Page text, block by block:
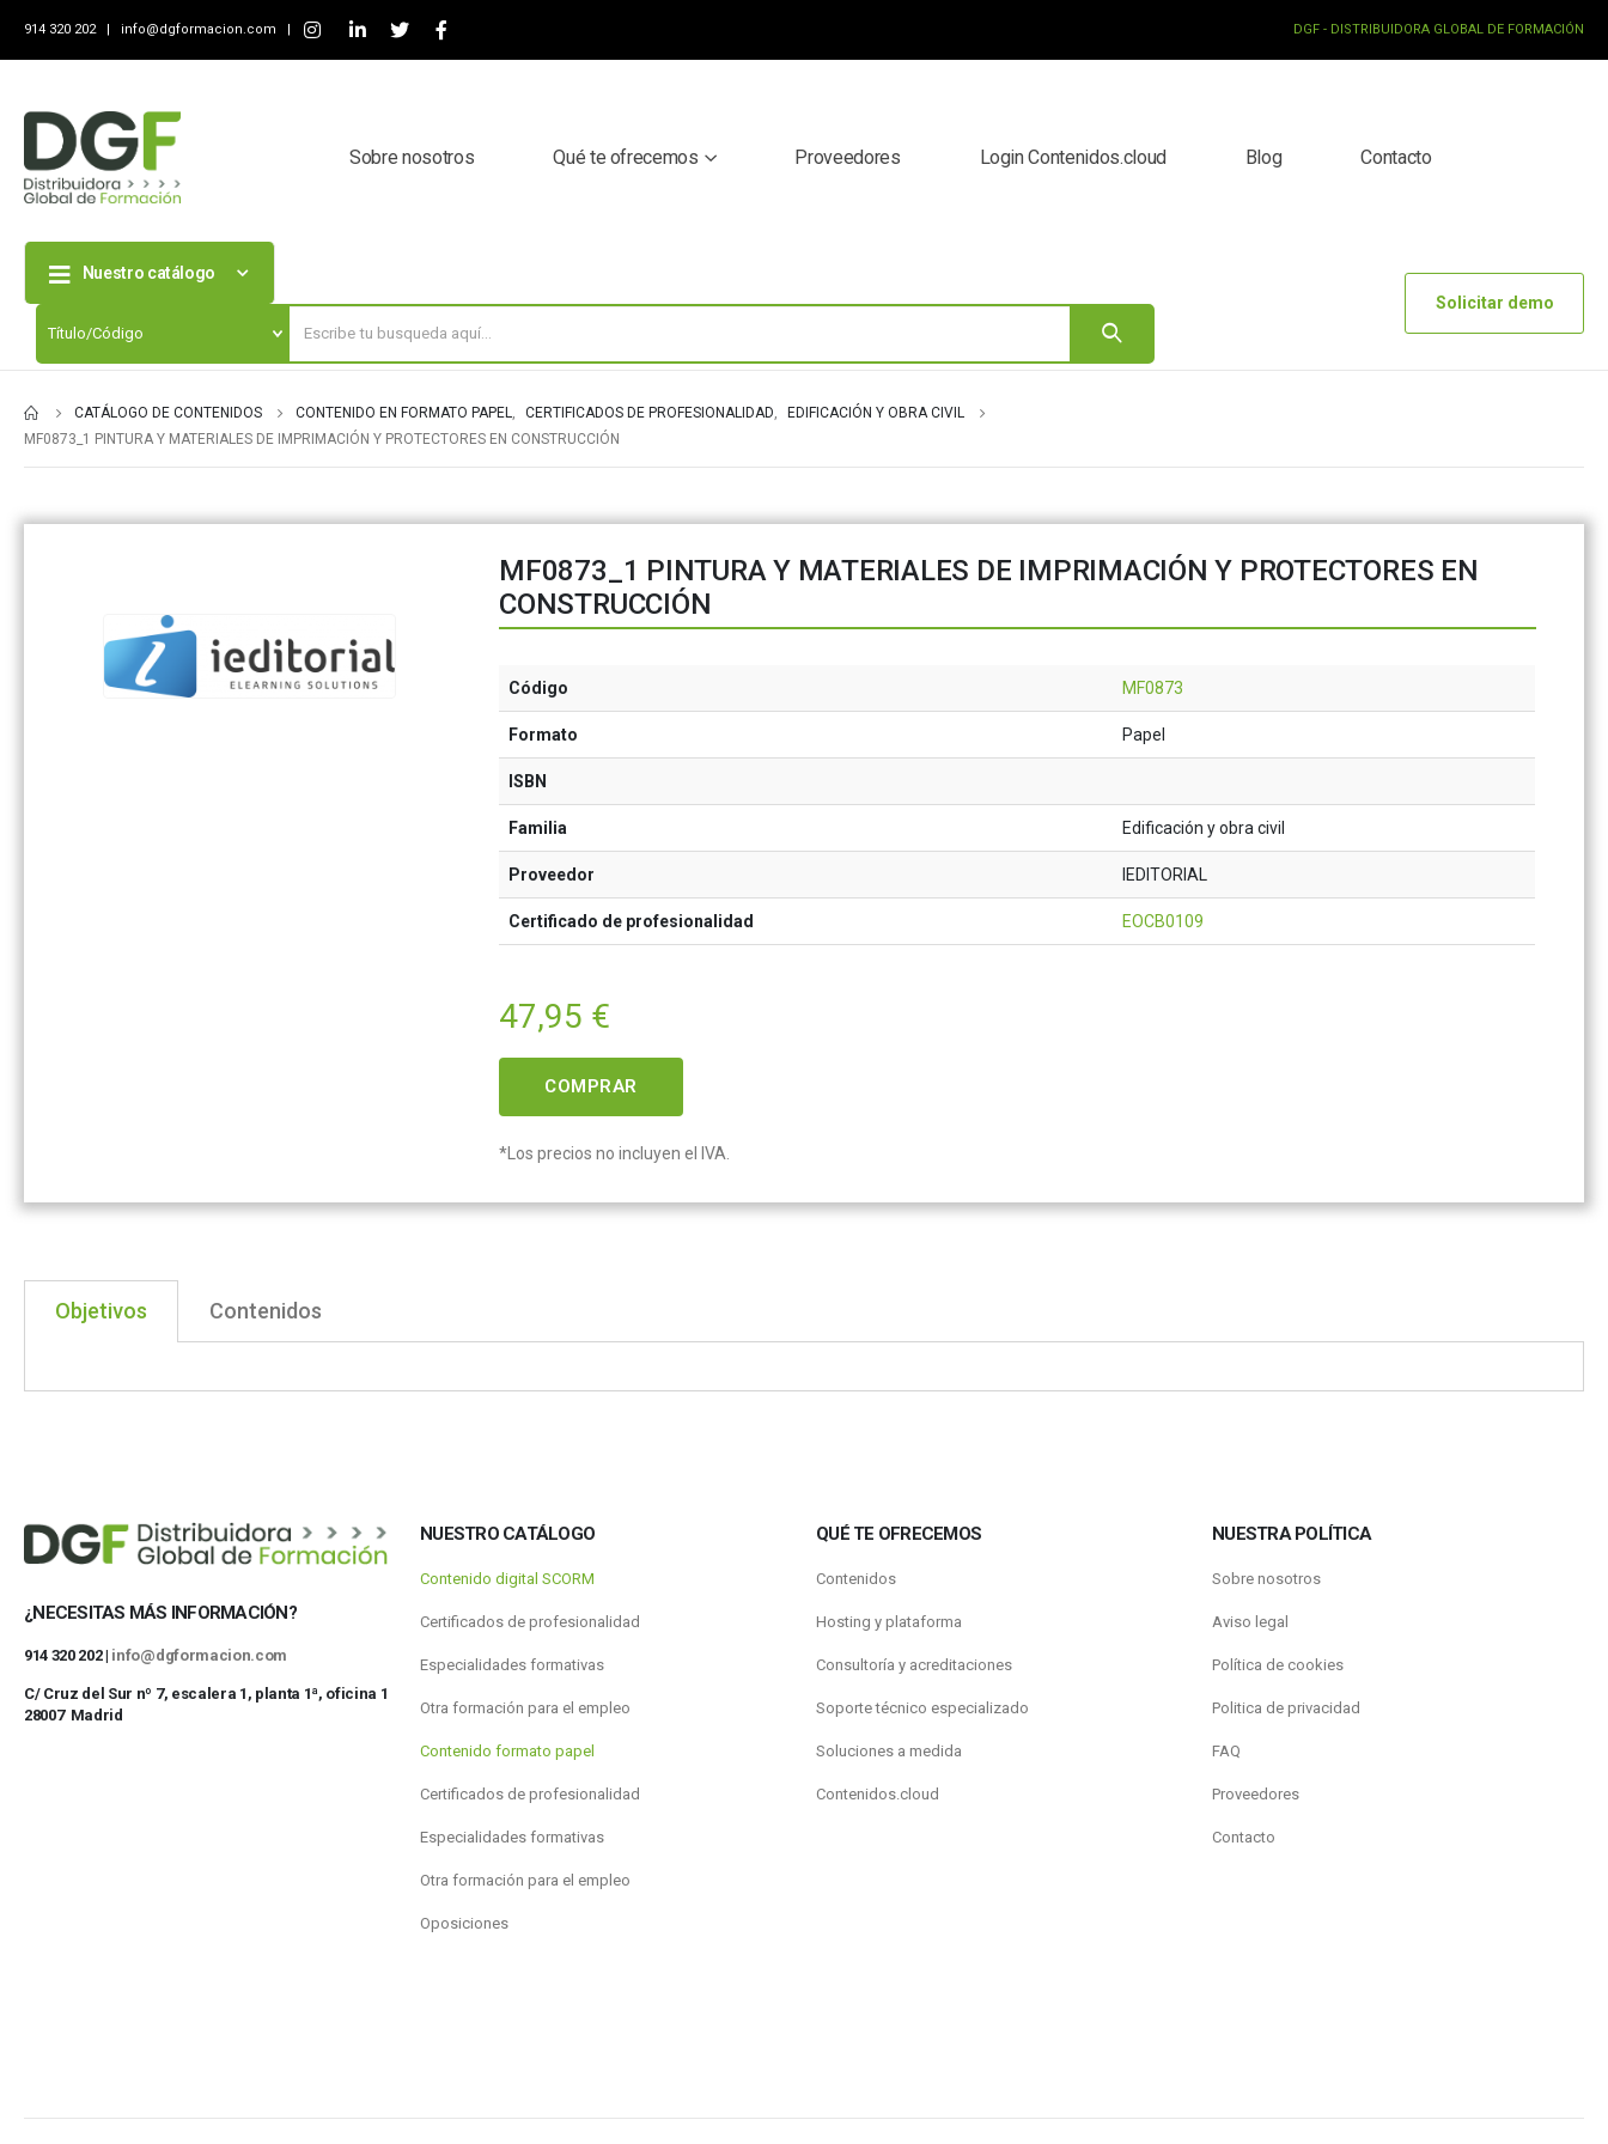
914 320 202 | info@dgformacion.com | DGF - DISTRIBUIDORA GLOBAL DE FORMACIÓN
Sobre nosotros Qué te ofrecemos Proveedores Login Contenidos.cloud Blog Contacto
Nuestro catálogo
Solicitar demo
CATÁLOGO DE CONTENIDOS CONTENIDO EN FORMATO PAPEL, CERTIFICADOS DE PROFESIONALIDAD,
EDIFICACIÓN Y OBRA CIVIL
MF0873_1 PINTURA Y MATERIALES DE IMPRIMACIÓN Y PROTECTORES EN CONSTRUCCIÓN
MF0873_1 PINTURA Y MATERIALES DE IMPRIMACIÓN Y PROTECTORES EN
CONSTRUCCIÓN
Código MF0873
Formato Papel
ISBN
Familia Edificación y obra civil
Proveedor IEDITORIAL
Certificado de profesionalidad EOCB0109
47,95 €
COMPRAR
*Los precios no incluyen el IVA.
Objetivos Contenidos
¿NECESITAS MÁS INFORMACIÓN?
914 320 202 | info@dgformacion.com
C/ Cruz del Sur nº 7, escalera 1, planta 1ª, oficina 1
28007 Madrid
NUESTRO CATÁLOGO
Contenido digital SCORM
Certificados de profesionalidad
Especialidades formativas
Otra formación para el empleo
Contenido formato papel
Certificados de profesionalidad
Especialidades formativas
Otra formación para el empleo
Oposiciones
QUÉ TE OFRECEMOS
Contenidos
Hosting y plataforma
Consultoría y acreditaciones
Soporte técnico especializado
Soluciones a medida
Contenidos.cloud
NUESTRA POLÍTICA
Sobre nosotros
Aviso legal
Política de cookies
Politica de privacidad
FAQ
Proveedores
Contacto